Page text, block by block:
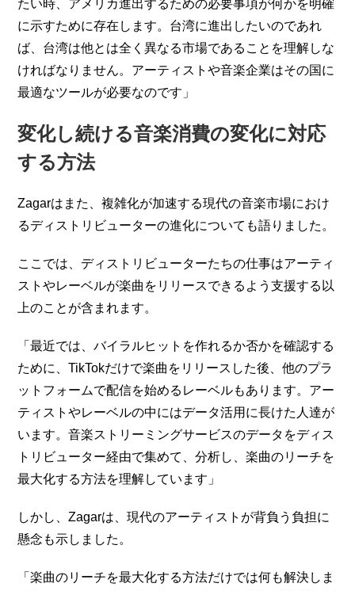
たい時、アメリカ進出するための必要事項が何かを明確
に示すために存在します。台湾に進出したいのであれ
ば、台湾は他とは全く異なる市場であることを理解しな
ければなりません。アーティストや音楽企業はその国に
最適なツールが必要なのです」
変化し続ける音楽消費の変化に対応
する方法
Zagarはまた、複雑化が加速する現代の音楽市場におけ
るディストリビューターの進化についても語りました。
ここでは、ディストリビューターたちの仕事はアーティ
ストやレーベルが楽曲をリリースできるよう支援する以
上のことが含まれます。
「最近では、バイラルヒットを作れるか否かを確認する
ために、TikTokだけで楽曲をリリースした後、他のプラ
ットフォームで配信を始めるレーベルもあります。アー
ティストやレーベルの中にはデータ活用に長けた人達が
います。音楽ストリーミングサービスのデータをディス
トリビューター経由で集めて、分析し、楽曲のリーチを
最大化する方法を理解しています」
しかし、Zagarは、現代のアーティストが背負う負担に
懸念も示しました。
「楽曲のリーチを最大化する方法だけでは何も解決しま